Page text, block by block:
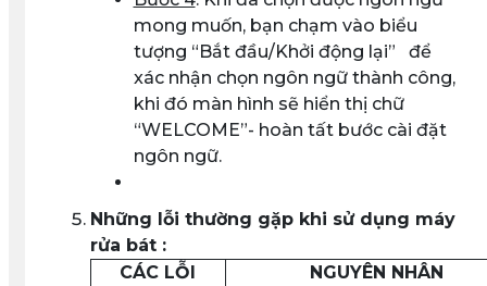
mong muốn, bạn chạm vào biểu
tượng “Bắt đầu/Khởi động lại”
để
xác nhận chọn ngôn ngữ thành công,
khi đó màn hình sẽ hiển thị chữ
“WELCOME”- hoàn tất bước cài đặt
ngôn ngữ.
Những lỗi thường gặp khi sử dụng máy
rửa bát :
CÁC LỖI
NGUYÊN NHÂN